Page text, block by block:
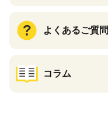
よくあるご質問
コラム